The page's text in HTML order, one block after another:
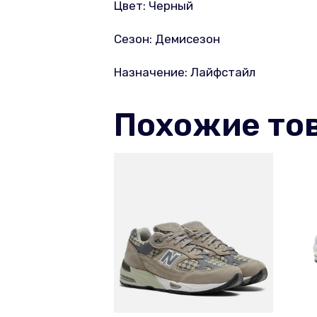
Цвет: Черный
Сезон: Демисезон
Назначение: Лайфстайл
Похожие